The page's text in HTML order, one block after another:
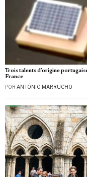
Trois talents d’origine
France
POR ANTÓNIO MARRUCHO